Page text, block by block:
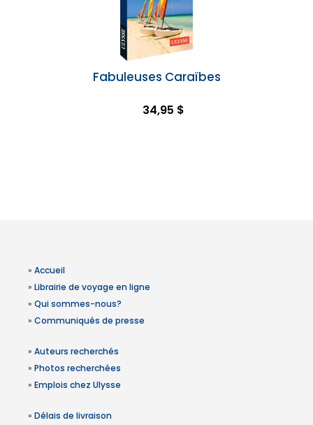
Fabuleuses Caraïbes
34,95 $
» Accueil
» Librairie de voyage en ligne
» Qui sommes-nous?
» Communiqués de presse
» Auteurs recherchés
» Photos recherchées
» Emplois chez Ulysse
» Délais de livraison